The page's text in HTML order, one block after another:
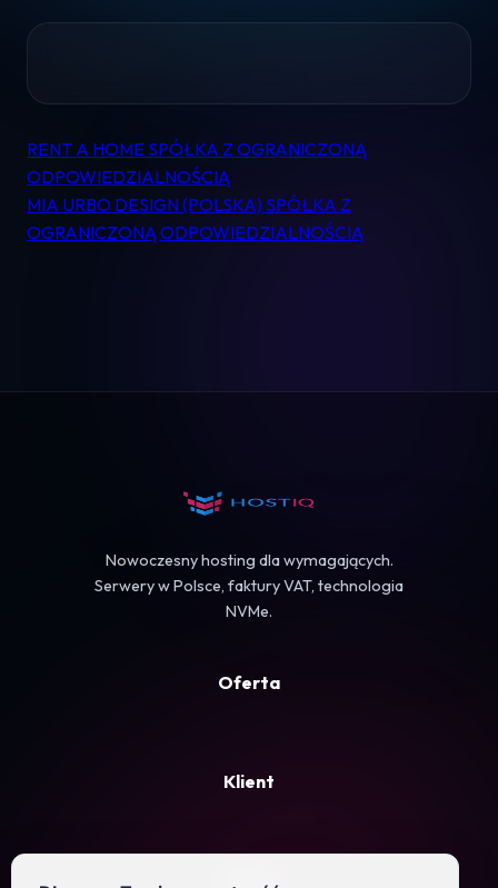
Pomoc
Kontakt
Nawigacja
wpisu
RENT A HOME SPÓŁKA Z OGRANICZONĄ
ODPOWIEDZIALNOŚCIĄ
MIA URBO DESIGN (POLSKA) SPÓŁKA Z
OGRANICZONĄ ODPOWIEDZIALNOŚCIĄ
Nowoczesny hosting dla wymagających.
Serwery w Polsce, faktury VAT, technologia
NVMe.
Oferta
Klient
Firma